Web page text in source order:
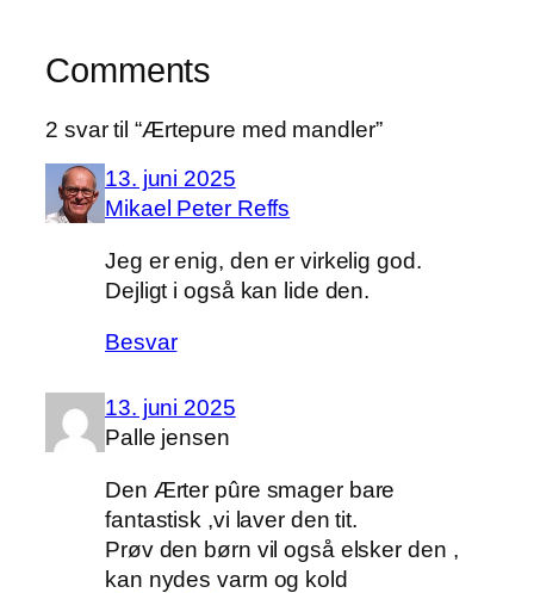
Comments
2 svar til “Ærtepure med mandler”
13. juni 2025
Mikael Peter Reffs
Jeg er enig, den er virkelig god.
Dejligt i også kan lide den.
Besvar
13. juni 2025
Palle jensen
Den Ærter pûre smager bare
fantastisk ,vi laver den tit.
Prøv den børn vil også elsker den ,
kan nydes varm og kold